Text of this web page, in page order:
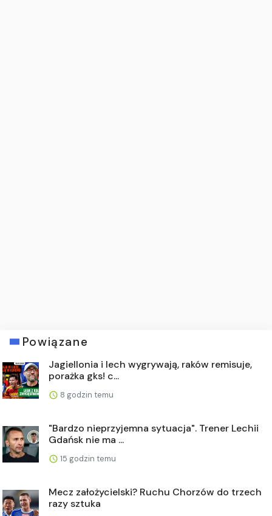
Powiązane
Jagiellonia i lech wygrywają, raków remisuje,
porażka gks! c...
8 godzin temu
"Bardzo nieprzyjemna sytuacja". Trener Lechii
Gdańsk nie ma ...
15 godzin temu
Mecz założycielski? Ruchu Chorzów do trzech
razy sztuka